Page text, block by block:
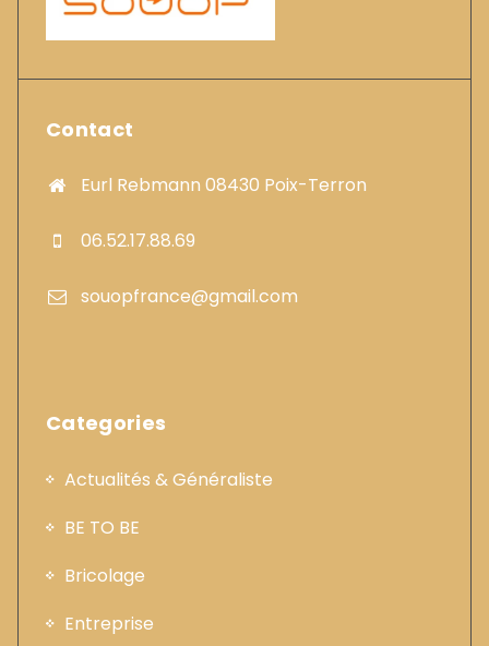
Contact
Eurl Rebmann 08430 Poix-Terron
06.52.17.88.69
souopfrance@gmail.com
Categories
Actualités & Généraliste
BE TO BE
Bricolage
Entreprise